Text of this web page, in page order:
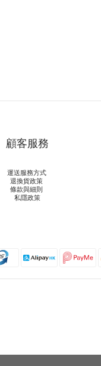
顧客服務
運送服務方式
退換貨政策
條款與細則
私隱政策